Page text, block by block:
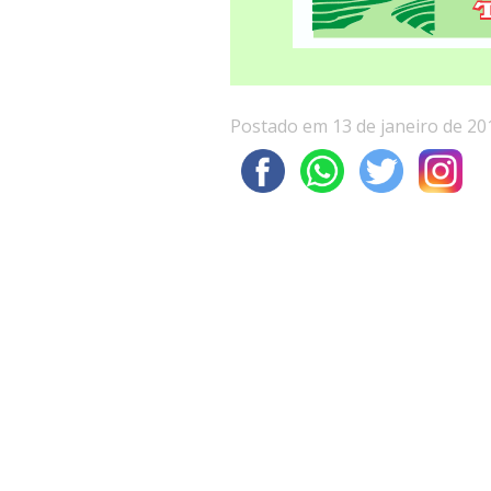
Postado em 13 de janeiro de